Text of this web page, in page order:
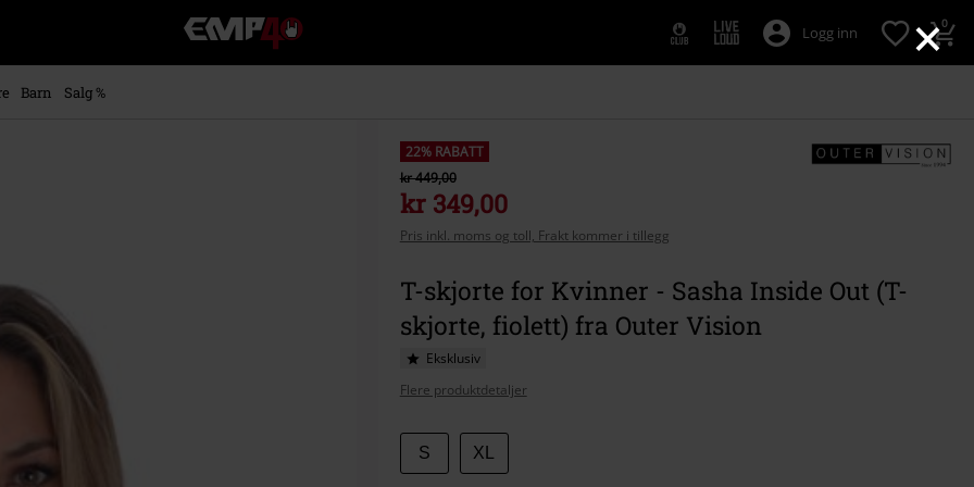
×
EMP
-
Musikk,
Logg inn 0
Barn
Salg %
22% RABATT
kr 449,00
kr 349,00
Pris inkl. moms og toll, Frakt kommer i tillegg
T-skjorte for Kvinner - Sasha Inside Out (T-
skjorte, fiolett) fra Outer Vision
Eksklusiv
Flere produktdetaljer
Velg
størrelse
S XL